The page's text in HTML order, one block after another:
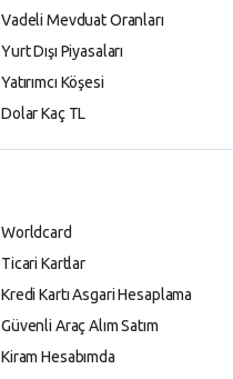
Vadeli Mevduat Oranları
Yurt Dışı Piyasaları
Yatırımcı Köşesi
Dolar Kaç TL
Worldcard
Ticari Kartlar
Kredi Kartı Asgari Hesaplama
Güvenli Araç Alım Satım
Kiram Hesabımda